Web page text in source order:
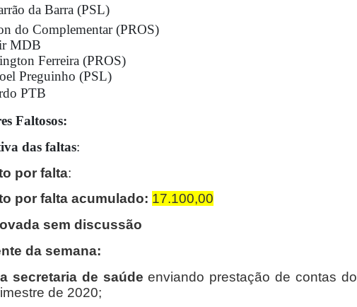
da Barra (PSL)
do Complementar (PROS)
MDB
Ferreira (PROS)
Preguinho (PSL)
PTB
Faltosos:
das faltas:
por falta:
por falta acumulado: 17.100,00
sem discussão
da semana:
secretaria de saúdeenviando prestação de contas do
de 2020;